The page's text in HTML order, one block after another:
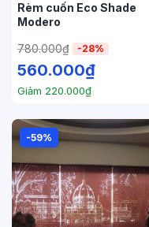
Rèm cuốn Eco Shade
Modero
780.000₫ -28%
560.000₫
Giảm 220.000₫
-59%